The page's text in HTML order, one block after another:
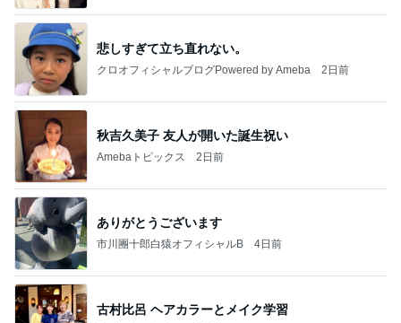
悲しすぎて立ち直れない。
クロオフィシャルブログPowered by Ameba 2日前
秋吉久美子 友人が開いた誕生祝い
Amebaトピックス 2日前
ありがとうございます
市川團十郎白猿オフィシャルB 4日前
古村比呂 ヘアカラーとメイク学習